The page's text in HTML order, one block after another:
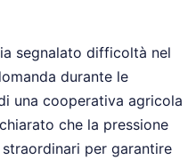
segnalato difficoltà nel
durante le
una cooperativa agricola
che la pressione
per garantire